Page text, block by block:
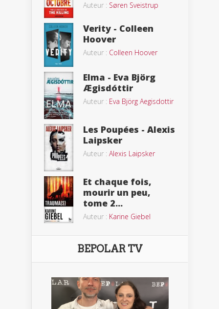
Auteur : Søren Sveistrup
Verity - Colleen
Hoover
Auteur : Colleen Hoover
Elma - Eva Björg
Ægisdóttir
Auteur : Eva Björg Aegisdottir
Les Poupées - Alexis
Laipsker
Auteur : Alexis Laipsker
Et chaque fois,
mourir un peu,
tome 2...
Auteur : Karine Giebel
BEPOLAR TV